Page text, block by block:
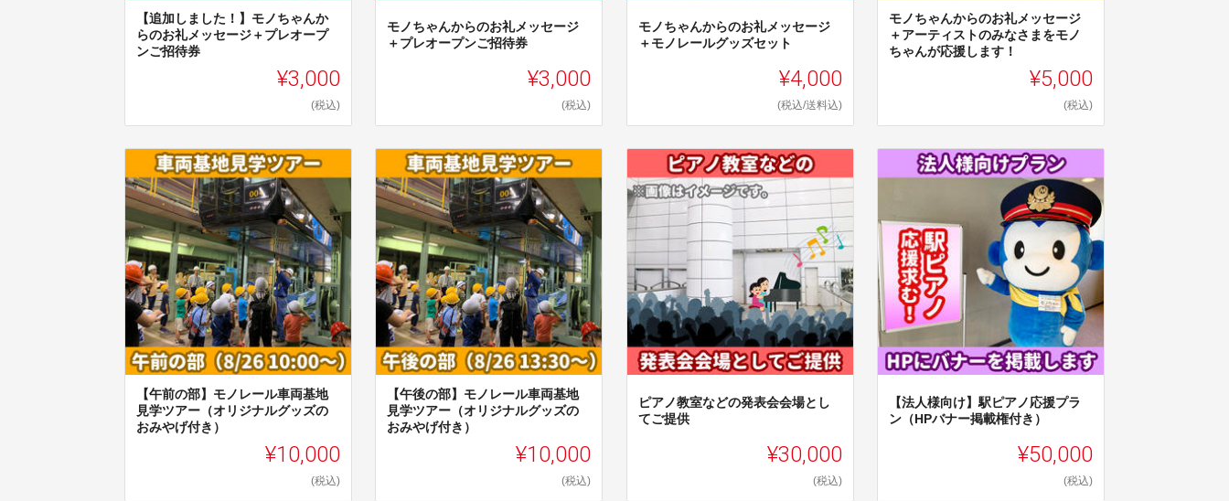
【追加しました！】モノちゃんか
らのお礼メッセージ＋プレオープ
ンご招待券
¥3,000
(税込)
モノちゃんからのお礼メッセージ
＋プレオープンご招待券
¥3,000
(税込)
モノちゃんからのお礼メッセージ
＋モノレールグッズセット
¥4,000
(税込/送料込)
モノちゃんからのお礼メッセージ
＋アーティストのみなさまをモノ
ちゃんが応援します！
¥5,000
(税込)
【午前の部】モノレール車両基地
見学ツアー（オリジナルグッズの
おみやげ付き）
¥10,000
(税込)
【午後の部】モノレール車両基地
見学ツアー（オリジナルグッズの
おみやげ付き）
¥10,000
(税込)
ピアノ教室などの発表会会場とし
てご提供
¥30,000
(税込)
【法人様向け】駅ピアノ応援プラ
ン（HPバナー掲載権付き）
¥50,000
(税込)